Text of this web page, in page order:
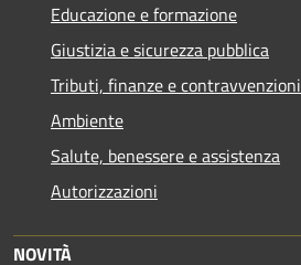
Educazione e formazione
Giustizia e sicurezza pubblica
Tributi, finanze e contravvenzioni
Ambiente
Salute, benessere e assistenza
Autorizzazioni
NOVITÀ